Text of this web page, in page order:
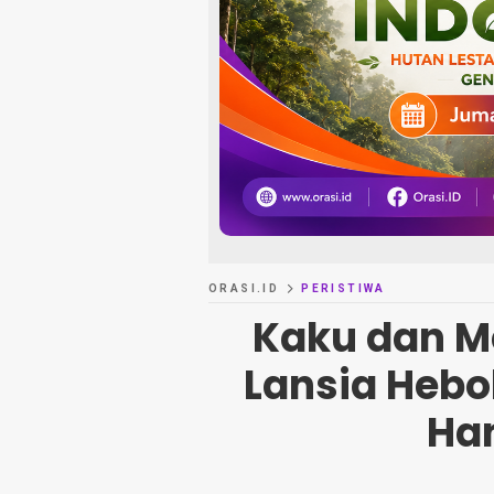
ORASI.ID PERISTIWA
Kaku dan
Lansia